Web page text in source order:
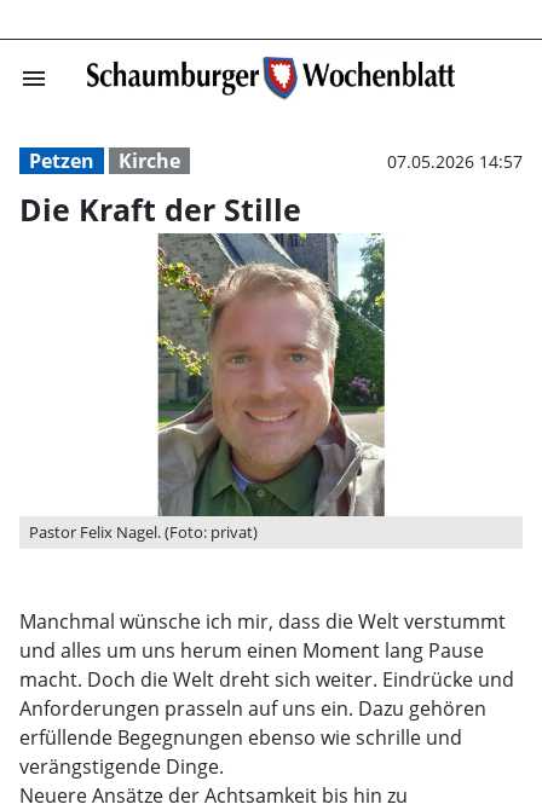
menu Die Kraft der
Petzen Kirche 07.05.2026 14:57
Die Kraft der Stille
Pastor Felix Nagel. (Foto: privat)
Manchmal wünsche ich mir, dass die Welt verstummt
und alles um uns herum einen Moment lang Pause
macht. Doch die Welt dreht sich weiter. Eindrücke und
Anforderungen prasseln auf uns ein. Dazu gehören
erfüllende Begegnungen ebenso wie schrille und
verängstigende Dinge.
Neuere Ansätze der Achtsamkeit bis hin zu